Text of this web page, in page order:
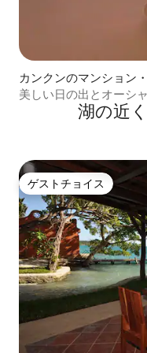
カンクンのマンション
美しい日の出とオーシ
湖の近
ゲストチョイス
ゲストチョイス